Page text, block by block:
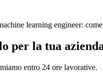
learning engineer:
per la tua
entro 24 ore lavorative.